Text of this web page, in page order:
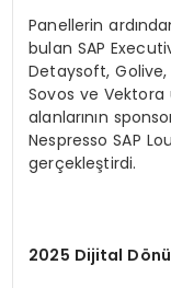
Panellerin
bulan SAP
Detaysoft, Golive,
Sovos ve
alanlarının
Nespresso SAP
gerçekleştirdi.
2025 Dijital Dö